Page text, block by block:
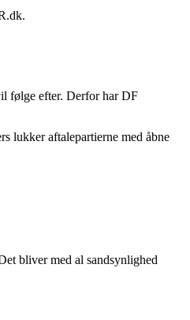
følge efter. Derfor har DF
lukker aftalepartierne med åbne
bliver med al sandsynlighed